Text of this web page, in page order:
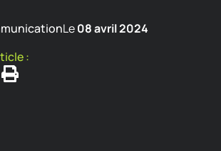
Le08 avril 2024
: